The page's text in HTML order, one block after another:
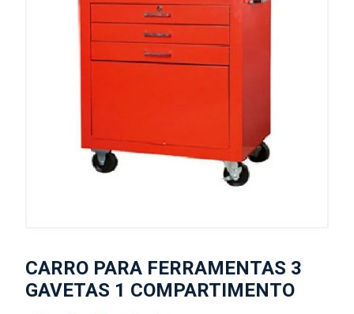
CARRO PARA FERRAMENTAS 3
GAVETAS 1 COMPARTIMENTO